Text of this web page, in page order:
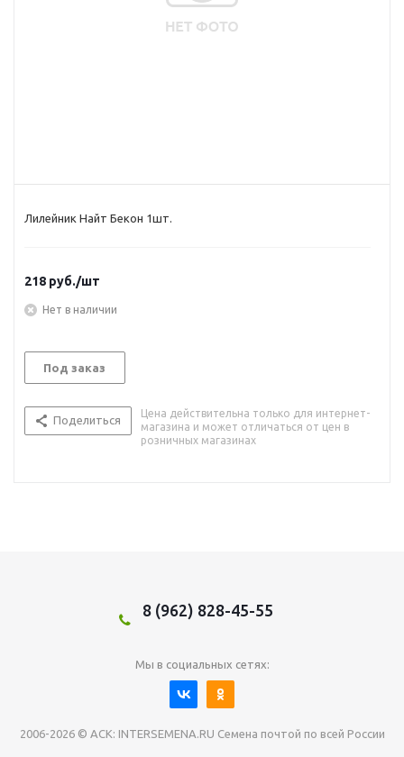
Лилейник Найт Бекон 1шт.
218 руб./шт
Нет в наличии
Под заказ
Поделиться
Цена действительна только для интернет-
магазина и может отличаться от цен в
розничных магазинах
8 (962) 828-45-55
Мы в социальных сетях:
2006-2026 © АСК: INTERSEMENA.RU Семена почтой по всей России